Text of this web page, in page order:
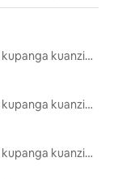
Nyumba za kupanga kuanzia mwezi mmoja
Nyumba za kupanga kuanzia mwezi mmoja
Nyumba za kupanga kuanzia mwezi mmoja